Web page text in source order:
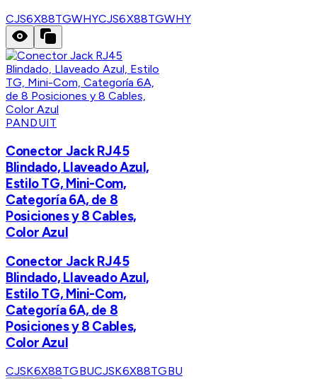
CJS6X88TGWHYCJS6X88TGWHY
PANDUIT
Conector Jack RJ45
Blindado, Llaveado Azul,
Estilo TG, Mini-Com,
Categoría 6A, de 8
Posiciones y 8 Cables,
Color Azul
Conector Jack RJ45
Blindado, Llaveado Azul,
Estilo TG, Mini-Com,
Categoría 6A, de 8
Posiciones y 8 Cables,
Color Azul
CJSK6X88TGBUCJSK6X88TGBU